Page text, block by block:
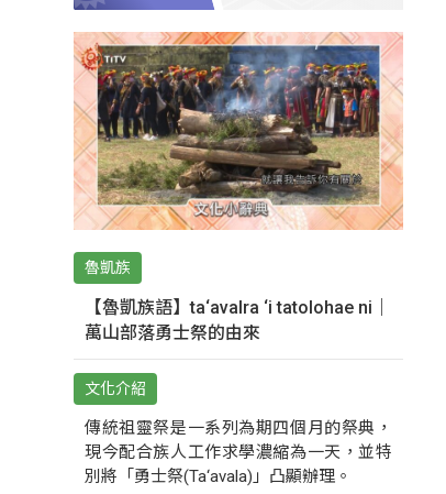
魯凱族
【魯凱族語】ta‘avalra ‘i tatolohae ni｜
萬山部落勇士祭的由來
文化介紹
傳統祖靈祭是一系列為期四個月的祭典，
現今配合族人工作求學濃縮為一天，並特
別將「勇士祭(Ta‘avala)」凸顯辦理。